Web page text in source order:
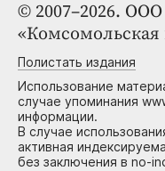
© 2007–2026.
«Комсомольская
Полистать издания
Использование
случае упоминания
информации.
В случае
активная
без заключения в no-